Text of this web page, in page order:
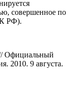
совершенное по
РФ).
Официальный
2010. 9 августа.